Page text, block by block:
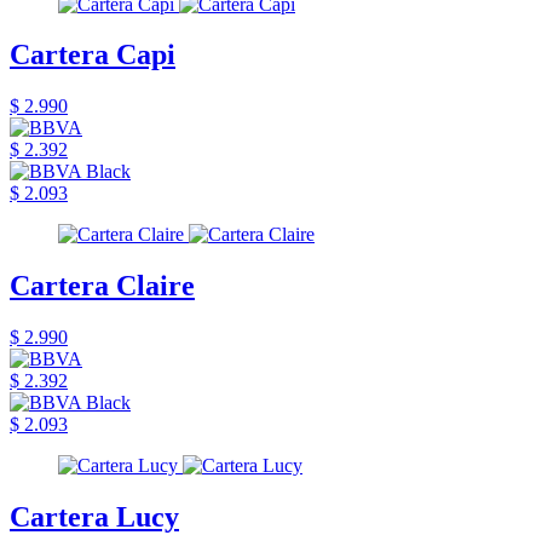
Cartera Capi
$ 2.990
$ 2.392
$ 2.093
Cartera Claire
$ 2.990
$ 2.392
$ 2.093
Cartera Lucy